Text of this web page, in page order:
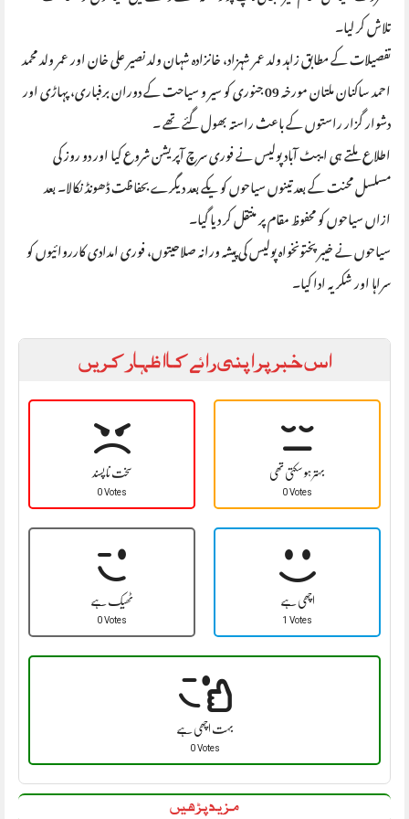
تلاش کر لیا۔
تفصیلات کے مطابق زاہد ولد عمر شہزاد، خانزادہ شہان ولد نصیر علی خان اور عمر ولد محمد
احمد ساکنان ملتان مورخہ 09 جنوری کو سیر و سیاحت کے دوران برفباری، پہاڑی اور
دشوار گزار راستوں کے باعث راستہ بھول گئے تھے ۔
اطلاع ملتے ہی ایبٹ آباد پولیس نے فوری سرچ آپریشن شروع کیا اور دو روز کی
مسلسل محنت کے بعد تینوں سیاحوں کو یکے بعد دیگرے بحفاظت ڈھونڈ نکالا۔ بعد
ازاں سیاحوں کو محفوظ مقام پر منتقل کر دیا گیا۔
سیاحوں نے خیبرپختونخواہ پولیس کی پیشہ ورانہ صلاحیتوں، فوری امدادی کارروائیوں کو
سراہا اور شکریہ ادا کیا۔
اس خبر پر اپنی رائے کا اظہار کریں
سخت نا پسند
0 Votes
بہتر ہو سکتی تھی
0 Votes
ٹھیک ہے
0 Votes
اچھی ہے
1 Votes
بہت اچھی ہے
0 Votes
مزید پڑھیں